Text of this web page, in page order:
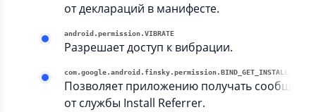
от деклараций в манифесте.
android.permission.VIBRATE
Разрешает доступ к вибрации.
Позволяет приложению получать
от службы Install Referrer.